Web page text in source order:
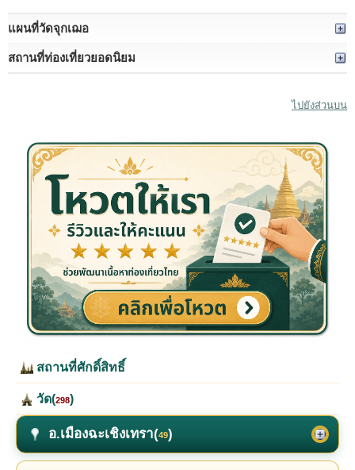
แผนที่วัดจุกเฌอ
สถานที่ท่องเที่ยวยอดนิยม
ไปยังส่วนบน
สถานที่ศักดิ์สิทธิ์
วัด(298)
อ.เมืองฉะเชิงเทรา(49)